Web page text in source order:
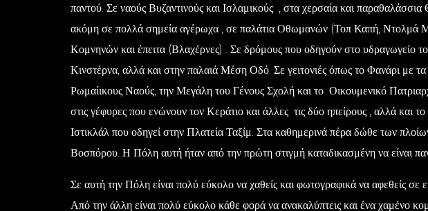
παντού. Σε ναούς Βυζαντινούς και Ισλαμικούς , στα χερσαία και
ακόμη σε πολλά σημεία αγέρωχα , σε παλάτια Οθωμανών (Τοπ Καπή, Ντολμά
Κομνηνών και έπειτα (Βλαχέρνες) . Σε δρόμους που οδηγούν στο υδραγωγείο
Κινστέρνα, αλλά και στην παλαιά Μέση Οδό. Σε γειτονιές όπως το Φανάρι με
Ρωμαίικους Ναούς, την Μεγάλη του Γένους Σχολή και το Οικουμενικό
στις γέφυρες που ενώνουν τον Κεράτιο και άλλες τις δύο ηπείρους , αλλά και
Ιστικλάλ που οδηγεί στην Πλατεία Ταξίμ. Στα καθημερινά πέρα δώθε των
Βοσπόρου. Η Πόλη αυτή ήταν από την πρώτη στιγμή καταδικασμένη να είναι
Σε αυτή την Πόλη είναι πολύ εύκολο να χαθείς και φωτογραφικά να αφεθείς σε
Από την άλλη είναι πολύ εύκολο κάθε φορά να ανακαλύπτεις και ένα χαμένο